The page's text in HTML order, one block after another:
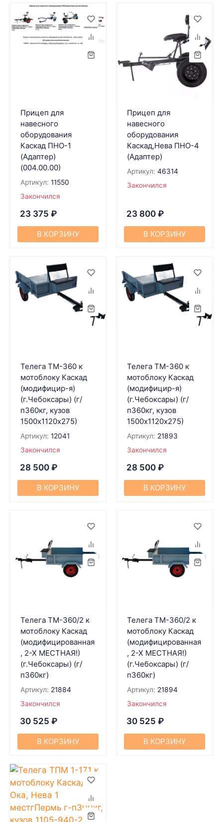
Прицеп для
навесного
оборудования
Каскад ПНО-1
(Адаптер)
(004.00.00)
Артикул: 11550
Закончился
23 375 ₽
В КОРЗИНУ
Прицеп для
навесного
оборудования
Каскад,Нева ПНО-4
(Адаптер)
Артикул: 46314
Закончился
23 800 ₽
В КОРЗИНУ
Телега ТМ-360 к
мотоблоку Каскад
(модифицир-я)
(г.Чебоксары) (г/
п360кг, кузов
1500х1120х275)
Артикул: 12041
Закончился
28 500 ₽
В КОРЗИНУ
Телега ТМ-360 к
мотоблоку Каскад
(модифицир-я)
(г.Чебоксары) (г/
п360кг, кузов
1500х1120х275)
Артикул: 21893
Закончился
28 500 ₽
В КОРЗИНУ
Телега ТМ-360/2 к
мотоблоку Каскад
(модифицированная
, 2-Х МЕСТНАЯ!)
(г.Чебоксары) (г/
п360кг)
Артикул: 21884
Закончился
30 525 ₽
В КОРЗИНУ
Телега ТМ-360/2 к
мотоблоку Каскад
(модифицированная
, 2-Х МЕСТНАЯ!)
(г.Чебоксары) (г/
п360кг)
Артикул: 21894
Закончился
30 525 ₽
В КОРЗИНУ